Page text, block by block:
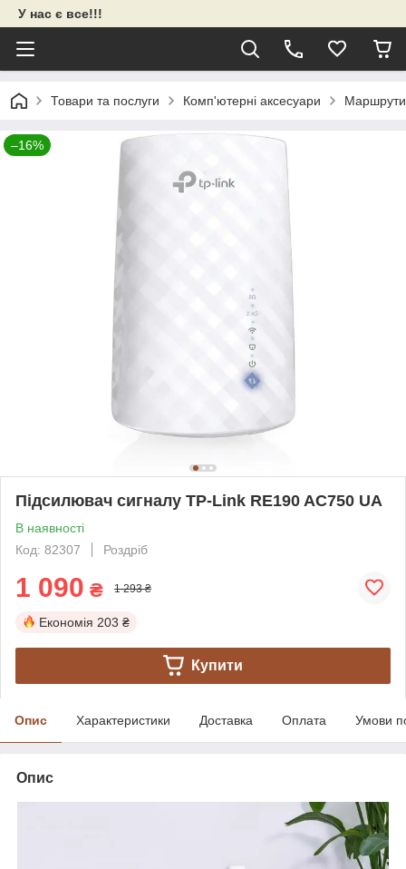
У нас є все!!!
Товари та послуги Комп'ютерні аксесуари
–16%
Підсилювач сигналу TP-Link RE190 AC750 UA
В наявності
Код: 82307
Роздріб
1 090 ₴ 1 293 ₴
Економія 203 ₴
Купити
Опис Характеристики Доставка Оплата Умови
Опис